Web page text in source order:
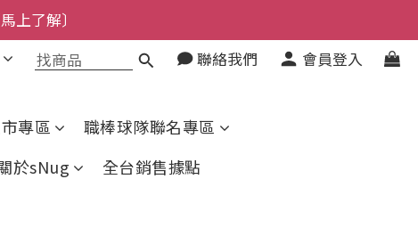
了解〕
上了解〕
了解〕
聯絡我們 會員登入
專區
職棒球隊聯名專區
於sNug 全台銷售據點